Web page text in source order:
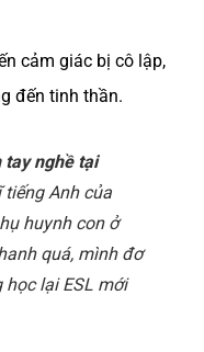
cảm giác bị cô lập,
đến tinh thần.
tay nghề tại
Anh của
huynh con ở
quá, mình đơ
lại ESL mới